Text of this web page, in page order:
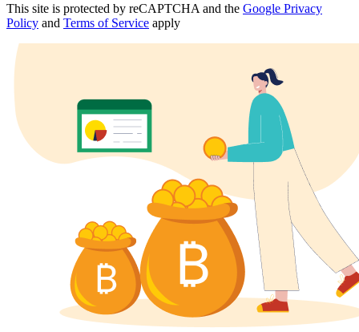
This site is protected by reCAPTCHA and the Google Privacy
Policy and Terms of Service apply